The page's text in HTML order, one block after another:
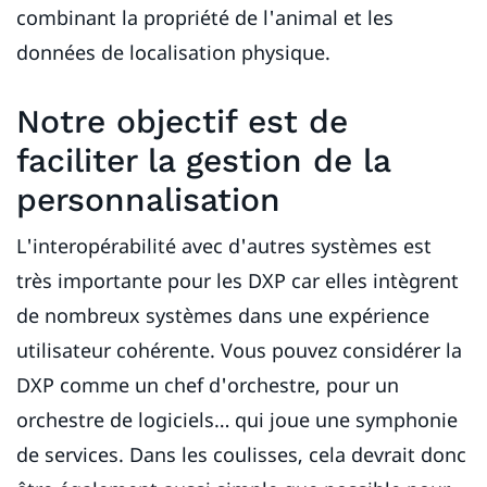
combinant la propriété de l'animal et les
données de localisation physique.
Notre objectif est de
faciliter la gestion de la
personnalisation
L'interopérabilité avec d'autres systèmes est
très importante pour les DXP car elles intègrent
de nombreux systèmes dans une expérience
utilisateur cohérente. Vous pouvez considérer la
DXP comme un chef d'orchestre, pour un
orchestre de logiciels… qui joue une symphonie
de services. Dans les coulisses, cela devrait donc